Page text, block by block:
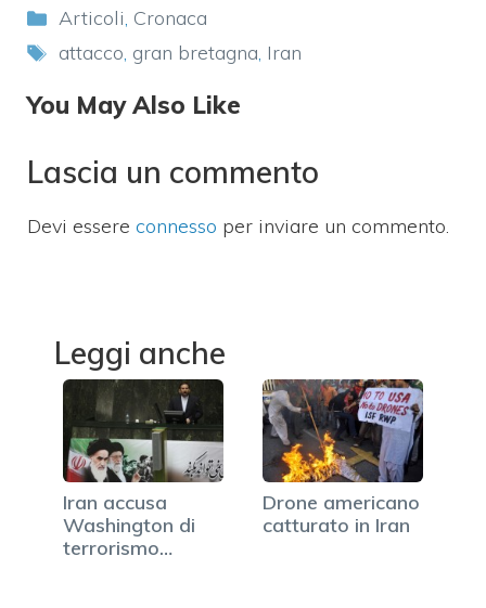
Categorie
Articoli, Cronaca
Tag
attacco, gran bretagna, Iran
You May Also Like
Lascia un commento
Devi essere connesso per inviare un commento.
Leggi anche
Iran accusa
Washington di
terrorismo
Drone americano
catturato in Iran